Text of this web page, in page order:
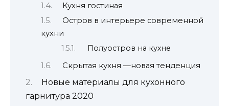
Кухня гостиная
Остров в интерьере современной
кухни
Полуостров на кухне
Скрытая кухня —новая тенденция
Новые материалы для кухонного
гарнитура 2020